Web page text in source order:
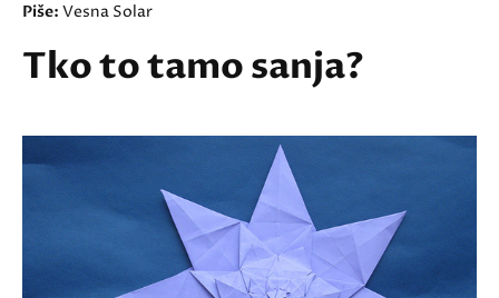
Piše: Vesna Solar
Tko to tamo sanja?